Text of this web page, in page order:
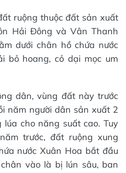
ruộng thuộc đất sản xuất
Hải Đông và Vân Thanh
dưới chân hồ chứa nước
bỏ hoang, cỏ dại mọc um
dân, vùng đất này trước
năm người dân sản xuất 2
cho năng suất cao. Tuy
trước, đất ruộng xung
nước Xuân Hoa bắt đầu
vào là bị lún sâu, ban